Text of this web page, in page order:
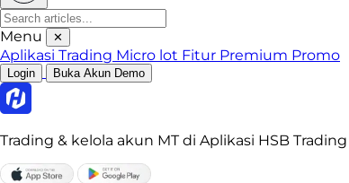
Menu ✕
Aplikasi Trading Micro lot Fitur Premium Promo
Login Buka Akun Demo
Trading & kelola akun MT di Aplikasi HSB Trading